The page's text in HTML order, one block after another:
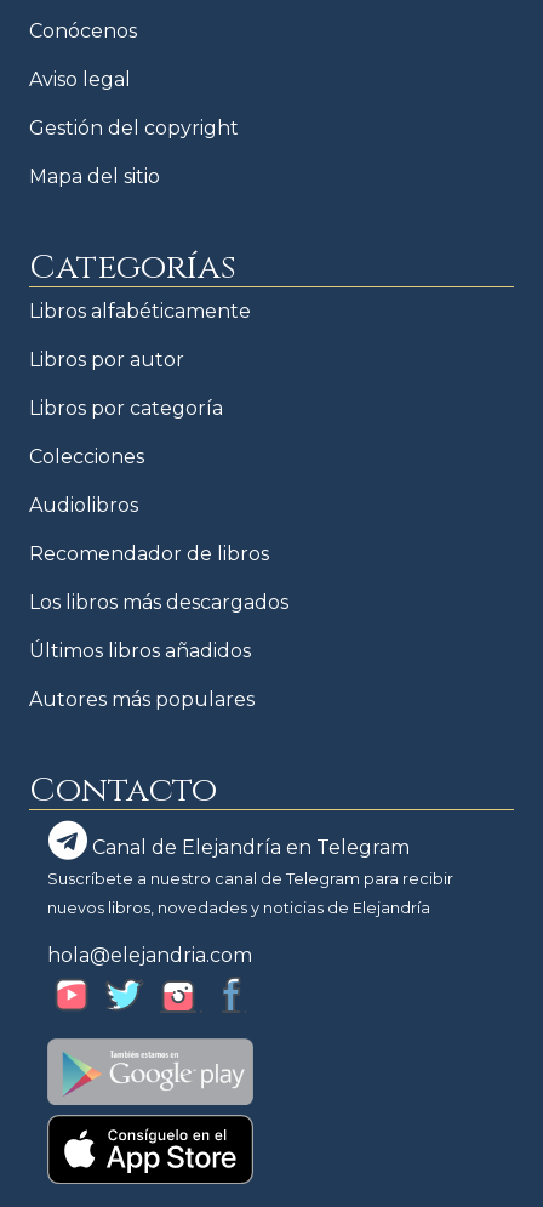
Conócenos
Aviso legal
Gestión del copyright
Mapa del sitio
Categorías
Libros alfabéticamente
Libros por autor
Libros por categoría
Colecciones
Audiolibros
Recomendador de libros
Los libros más descargados
Últimos libros añadidos
Autores más populares
Contacto
Canal de Elejandría en Telegram
Suscríbete a nuestro canal de Telegram para recibir
nuevos libros, novedades y noticias de Elejandría
hola@elejandria.com